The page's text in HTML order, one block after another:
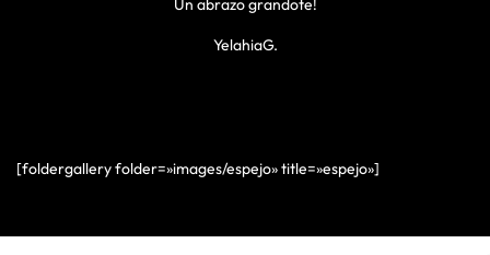
Un abrazo grandote!
YelahiaG.
[foldergallery folder=»images/espejo» title=»espejo»]